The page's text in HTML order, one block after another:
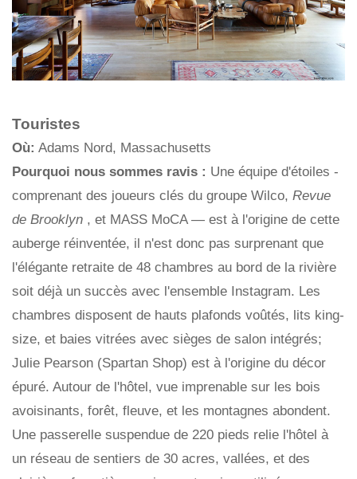
Touristes
Où: Adams Nord, Massachusetts
Pourquoi nous sommes ravis : Une équipe d'étoiles -
comprenant des joueurs clés du groupe Wilco, Revue
de Brooklyn , et MASS MoCA — est à l'origine de cette
auberge réinventée, il n'est donc pas surprenant que
l'élégante retraite de 48 chambres au bord de la rivière
soit déjà un succès avec l'ensemble Instagram. Les
chambres disposent de hauts plafonds voûtés, lits king-
size, et baies vitrées avec sièges de salon intégrés;
Julie Pearson (Spartan Shop) est à l'origine du décor
épuré. Autour de l'hôtel, vue imprenable sur les bois
avoisinants, forêt, fleuve, et les montagnes abondent.
Une passerelle suspendue de 220 pieds relie l'hôtel à
un réseau de sentiers de 30 acres, vallées, et des